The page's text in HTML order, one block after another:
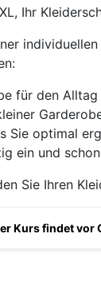
Ihr
für den
Sie optimal
ein und
Sie Ihren
Kurs findet vor